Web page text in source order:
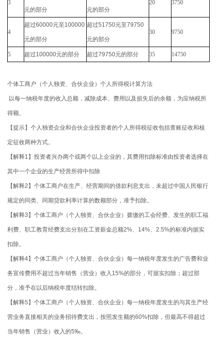
3
元的部分 元的部分
20 3750
4
超过60000元至100000
元的部分
超过51750元至79750
元的部分
30 9750
5 超过100000元的部分 超过79750元的部分 35 14750
个体工商户（个人独资、合伙企业）个人所得税计算方法
以每一纳税年度的收入总额，减除成本、费用以及损失后的余额，为应纳税所
得额。
【提示】个人独资企业和合伙企业投资者的个人所得税征收包括查账征收和核
定征收两种方式。
【解释1】投资者兴办两个或两个以上企业的，其费用扣除标准由投资者选择在
其中一个企业的生产经营所得中扣除
【解释2】个体工商户在生产、经营期间的借款利息支出，未超过中国人民银行
规定的同类、同期贷款利率计算的数额部分，准予扣除。
【解释3】个体工商户（个人独资、合伙企业）拨缴的工会经费、发生的职工福
利费、职工教育经费支出分别在工资薪金总额2%、14%、2.5%的标准内据实
扣除。
【解释4】个体工商户（个人独资、合伙企业）每一纳税年度发生的广告费和业
务宣传费用不超过当年销售（营业）收入15%的部分，可据实扣除；超过部
分，准予在以后纳税年度结转扣除。
【解释5】个体工商户（个人独资、合伙企业）每一纳税年度发生的与其生产经
营业务直接相关的业务招待费支出，按照发生额的60%扣除，但最高不得超过
当年销售（营业）收入的5‰。